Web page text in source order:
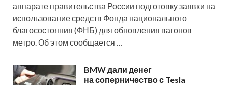
аппарате правительства России подготовку заявки на
использование средств Фонда национального
благосостояния (ФНБ) для обновления вагонов
метро. Об этом сообщается …
BMW дали денег
на соперничество с Tesla